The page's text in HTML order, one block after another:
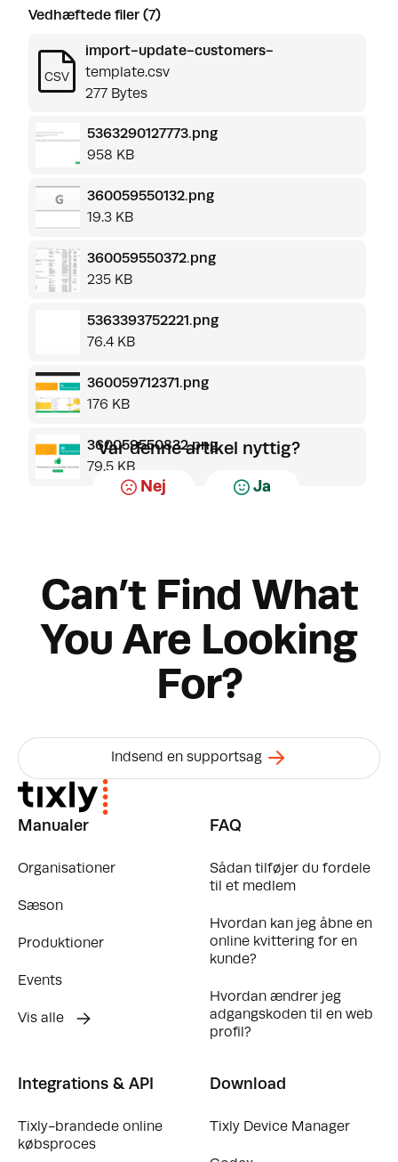
Vedhæftede filer (7)
CSV
import-update-customers-
template.csv
277 Bytes
5363290127773.png
958 KB
360059550132.png
19.3 KB
360059550372.png
235 KB
5363393752221.png
76.4 KB
360059712371.png
176 KB
360059550832.png
79.5 KB
Var denne artikel nyttig?
Nej Ja
Can’t Find What
You Are Looking
For?
Indsend en supportsag
Manualer
Organisationer
Sæson
Produktioner
Events
Vis alle
FAQ
Sådan tilføjer du fordele
til et medlem
Hvordan kan jeg åbne en
online kvittering for en
kunde?
Hvordan ændrer jeg
adgangskoden til en web
profil?
Integrations & API
Tixly-brandede online
købsproces
Download
Tixly Device Manager